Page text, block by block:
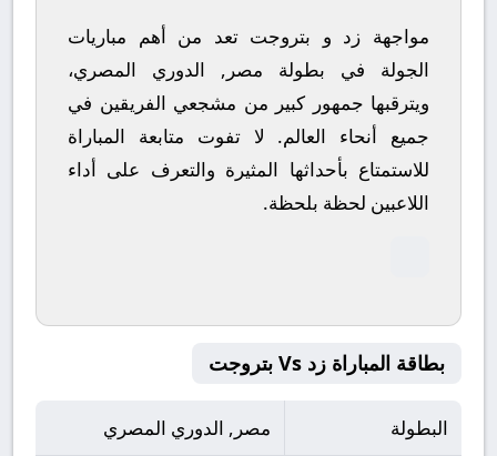
مواجهة زد و بتروجت تعد من أهم مباريات
الجولة في بطولة مصر, الدوري المصري،
ويترقبها جمهور كبير من مشجعي الفريقين في
جميع أنحاء العالم.
لا تفوت متابعة المباراة
للاستمتاع بأحداثها المثيرة والتعرف على أداء
اللاعبين لحظة بلحظة.
بطاقة المباراة زد Vs بتروجت
البطولة مصر, الدوري المصري